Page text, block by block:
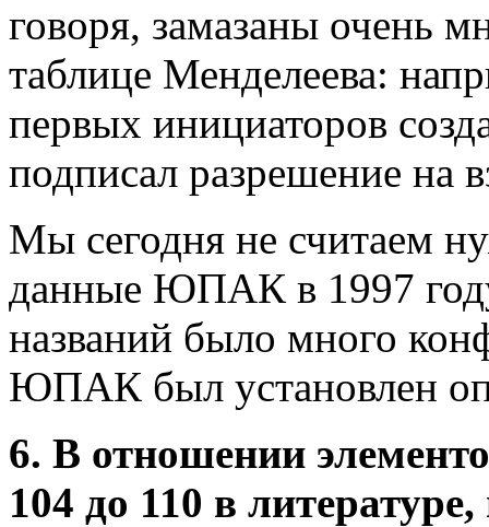
говоря, замазаны очень
таблице Менделеева:
первых инициаторов
подписал разрешение на
Мы сегодня не считаем
данные ЮПАК в 1997
названий было много
ЮПАК был установлен
6. В отношении
104 до 110 в